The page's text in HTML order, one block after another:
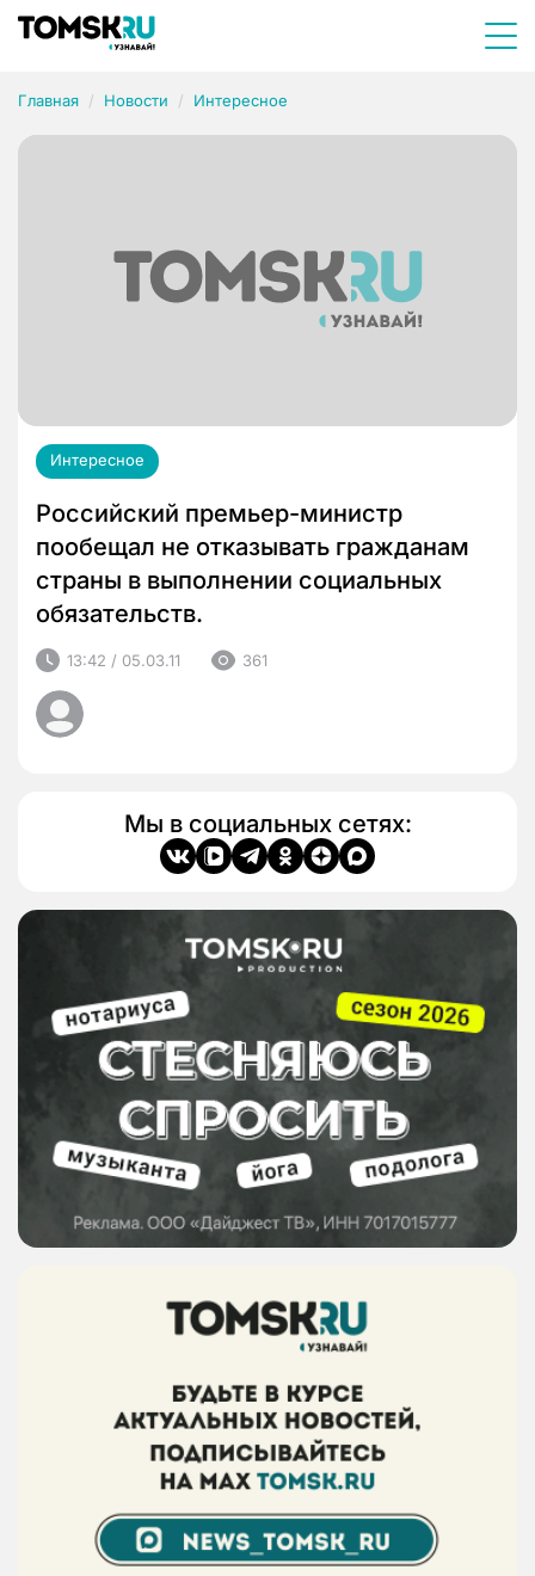
Главная Новости Интересное
Интересное
Российский премьер-министр
пообещал не отказывать гражданам
страны в выполнении социальных
обязательств.
13:42 / 05.03.11 361
Мы в социальных сетях: